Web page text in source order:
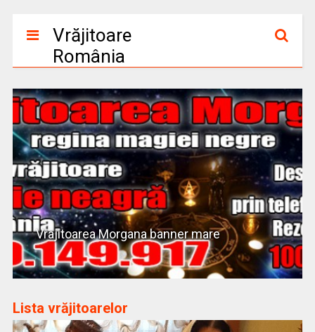
Vrăjitoare
România
Vrajitoarea Morgana banner mare
Lista vrăjitoarelor